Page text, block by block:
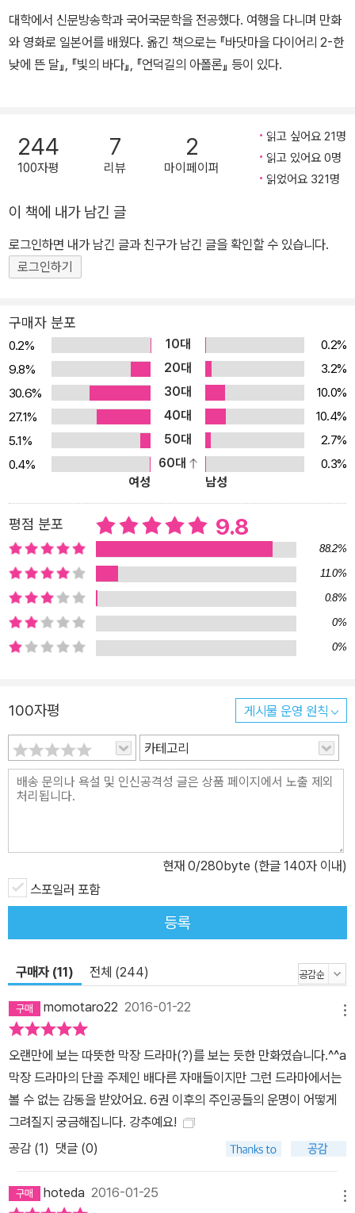
대학에서 신문방송학과 국어국문학을 전공했다. 여행을 다니며 만화
와 영화로 일본어를 배웠다. 옮긴 책으로는 『바닷마을 다이어리 2-한
낮에 뜬 달』, 『빛의 바다』, 『언덕길의 아폴론』 등이 있다.
244
100자평
7
리뷰
2
마이페이퍼
읽고 싶어요 21명
읽고 있어요 0명
읽었어요 321명
이 책에 내가 남긴 글
로그인하면 내가 남긴 글과 친구가 남긴 글을 확인할 수 있습니다.
로그인하기
구매자 분포
0.2% 10대
0.2%
9.8%
20대
3.2%
30.6%
30대
10.0%
27.1%
40대
10.4%
5.1%
50대
2.7%
0.4%
60대
0.3%
여성
남성
평점 분포 9.8
88.2%
11.0%
0.8%
0%
0%
100자평 게시물 운영 원칙
카테고리
현재 0/280byte (한글 140자 이내)
스포일러 포함
등록
구매자 (11) 전체 (244)
momotaro22 2016-01-22
오랜만에 보는 따뜻한 막장 드라마(?)를 보는 듯한 만화였습니다.^^a
막장 드라마의 단골 주제인 배다른 자매들이지만 그런 드라마에서는
볼 수 없는 감동을 받았어요. 6권 이후의 주인공들의 운명이 어떻게
그려질지 궁금해집니다. 강추예요!
공감 (1) 댓글 (0)
hoteda 2016-01-25